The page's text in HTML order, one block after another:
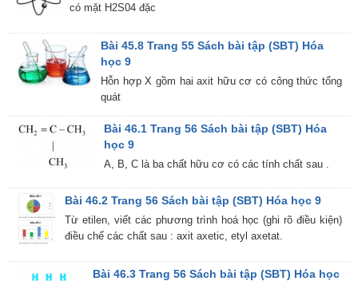
có mặt H2S04 đặc
Bài 45.8 Trang 55 Sách bài tập (SBT) Hóa
học 9
Hỗn hợp X gồm hai axit hữu cơ có công thức tổng
quát
Bài 46.1 Trang 56 Sách bài tập (SBT) Hóa
học 9
A, B, C là ba chất hữu cơ có các tính chất sau .
Bài 46.2 Trang 56 Sách bài tập (SBT) Hóa học 9
Từ etilen, viết các phương trình hoá học (ghi rõ điều kiện)
điều chế các chất sau : axit axetic, etyl axetat.
Bài 46.3 Trang 56 Sách bài tập (SBT) Hóa học